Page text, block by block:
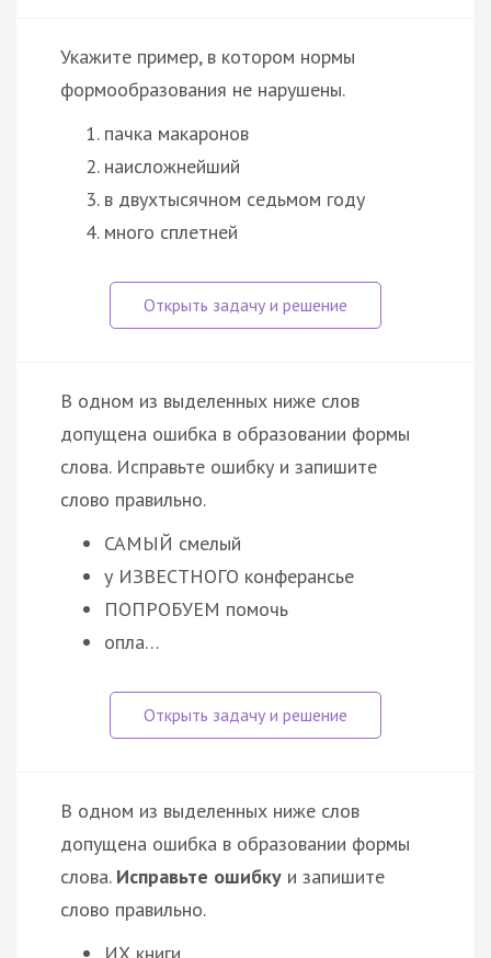
Укажите пример, в котором нормы
формообразования не нарушены.
пачка макаронов
наисложнейший
в двухтысячном седьмом году
много сплетней
В одном из выделенных ниже слов
допущена ошибка в образовании формы
слова. Исправьте ошибку и запишите
слово правильно.
САМЫЙ смелый
у ИЗВЕСТНОГО конферансье
ПОПРОБУЕМ помочь
опла…
В одном из выделенных ниже слов
допущена ошибка в образовании формы
слова. Исправьте ошибку и запишите
слово правильно.
ИХ книги